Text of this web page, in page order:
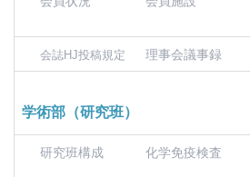
会誌HJ投稿規定 理事会議事録
学術部（研究班）
研究班構成 化学免疫検査